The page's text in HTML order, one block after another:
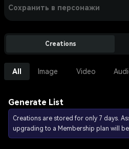
Сохранить в персонажи
Creations
All Image Video
Generate List
Creations are stored for only 7 days.
upgrading to a Membership plan will